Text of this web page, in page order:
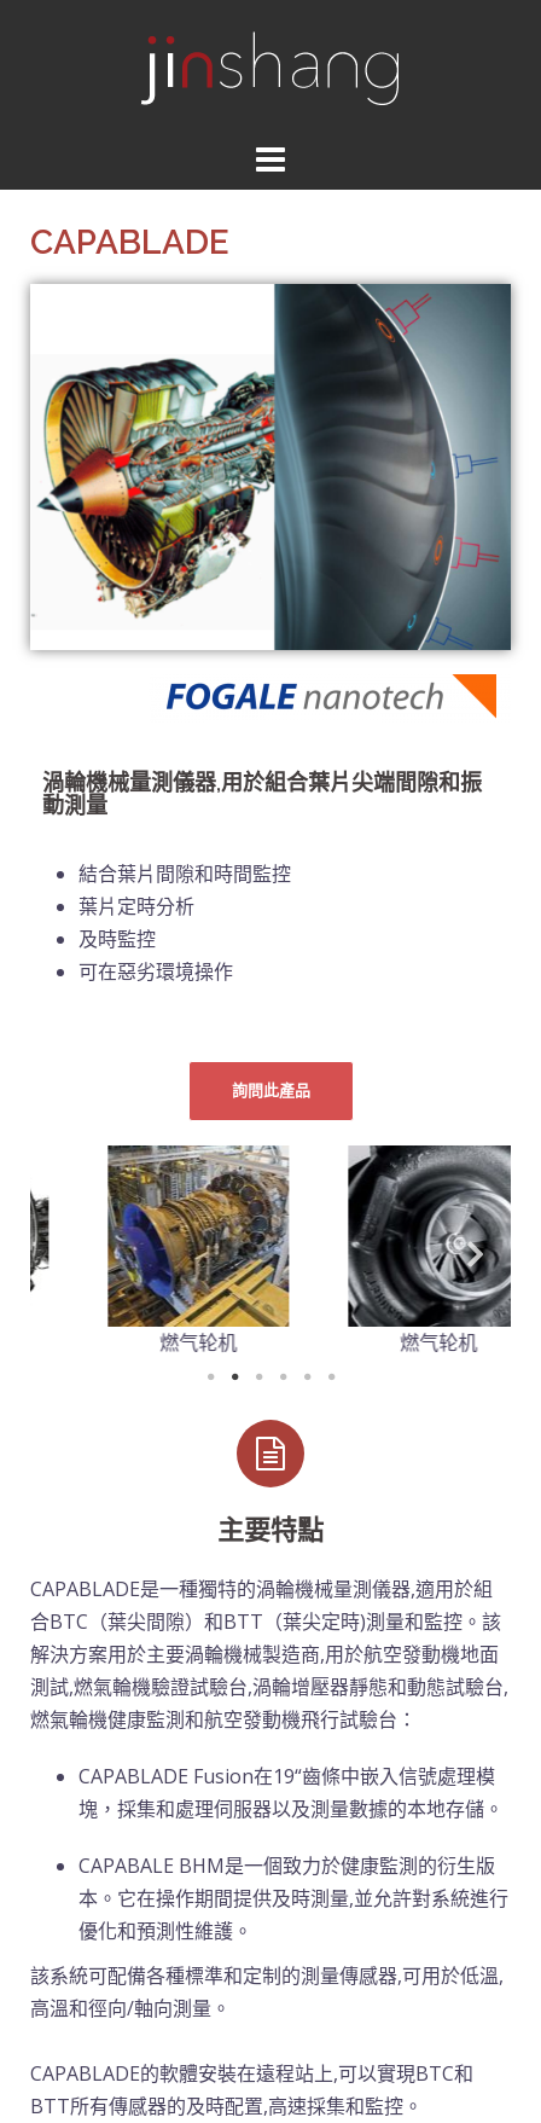
CAPABLADE
渦輪機械量測儀器,用於組合葉片尖端間隙和振
動測量
結合葉片間隙和時間監控
葉片定時分析
及時監控
可在惡劣環境操作
詢問此產品
燃气轮机 燃气轮机
主要特點
CAPABLADE是一種獨特的渦輪機械量測儀器,適用於組
合BTC（葉尖間隙）和BTT（葉尖定時)測量和監控。該
解決方案用於主要渦輪機械製造商,用於航空發動機地面
測試,燃氣輪機驗證試驗台,渦輪增壓器靜態和動態試驗台,
燃氣輪機健康監測和航空發動機飛行試驗台：
CAPABLADE Fusion在19“齒條中嵌入信號處理模
塊，採集和處理伺服器以及測量數據的本地存儲。
CAPABALE BHM是一個致力於健康監測的衍生版
本。它在操作期間提供及時測量,並允許對系統進行
優化和預測性維護。
該系統可配備各種標準和定制的測量傳感器,可用於低溫,
高溫和徑向/軸向測量。
CAPABLADE的軟體安裝在遠程站上,可以實現BTC和
BTT所有傳感器的及時配置,高速採集和監控。